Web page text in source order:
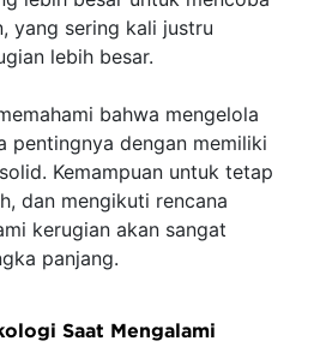
yang sering kali justru
lebih besar.
bahwa mengelola
pentingnya dengan memiliki
Kemampuan untuk tetap
dan mengikuti rencana
kerugian akan sangat
panjang.
Saat Mengalami